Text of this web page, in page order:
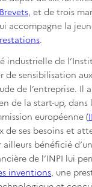
, et de trois
accompagne la
.
industrielle de
de sensibilisation
de l’entreprise. Il
de la start-up, dans
européenne (
de ses besoins et
ailleurs bénéficié d’un
de l’INPI lui
inventions , une